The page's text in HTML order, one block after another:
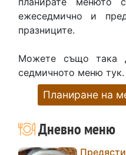
ежеседмично и
празниците.
Можете също така
седмичното меню тук.
Планиране на
Дневно меню